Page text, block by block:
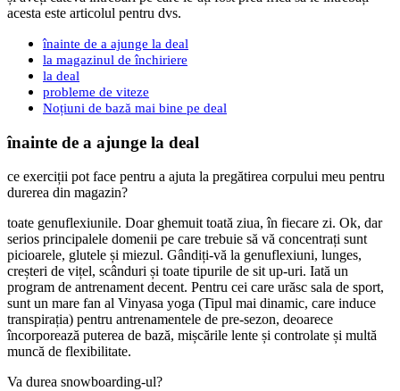
acesta este articolul pentru dvs.
înainte de a ajunge la deal
la magazinul de închiriere
la deal
probleme de viteze
Noțiuni de bază mai bine pe deal
înainte de a ajunge la deal
ce exerciții pot face pentru a ajuta la pregătirea corpului meu pentru
durerea din magazin?
toate genuflexiunile. Doar ghemuit toată ziua, în fiecare zi. Ok, dar
serios principalele domenii pe care trebuie să vă concentrați sunt
picioarele, glutele și miezul. Gândiți-vă la genuflexiuni, lunges,
creșteri de vițel, scânduri și toate tipurile de sit up-uri. Iată un
program de antrenament decent. Pentru cei care urăsc sala de sport,
sunt un mare fan al Vinyasa yoga (Tipul mai dinamic, care induce
transpirația) pentru antrenamentele de pre-sezon, deoarece
încorporează puterea de bază, mișcările lente și controlate și multă
muncă de flexibilitate.
Va durea snowboarding-ul?